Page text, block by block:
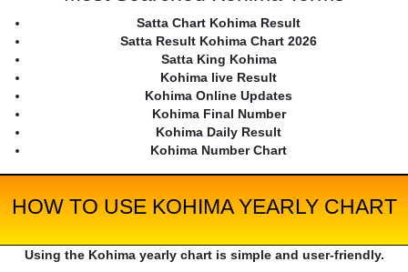
Satta Chart Kohima Result
Satta Result Kohima Chart 2026
Satta King Kohima
Kohima live Result
Kohima Online Updates
Kohima Final Number
Kohima Daily Result
Kohima Number Chart
HOW TO USE KOHIMA YEARLY CHART
Using the Kohima yearly chart is simple and user-friendly.